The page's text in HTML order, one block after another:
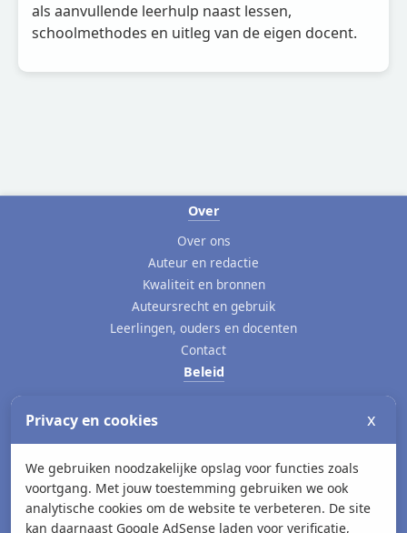
als aanvullende leerhulp naast lessen,
schoolmethodes en uitleg van de eigen docent.
Over
Over ons
Auteur en redactie
Kwaliteit en bronnen
Auteursrecht en gebruik
Leerlingen, ouders en docenten
Contact
Beleid
Advertenties en cookies
Toegankelijkheid
Gebruiksvoorwaarden
Website
Privacy en cookies x
We gebruiken noodzakelijke opslag voor functies zoals
voortgang. Met jouw toestemming gebruiken we ook
analytische cookies om de website te verbeteren. De site
kan daarnaast Google AdSense laden voor verificatie,